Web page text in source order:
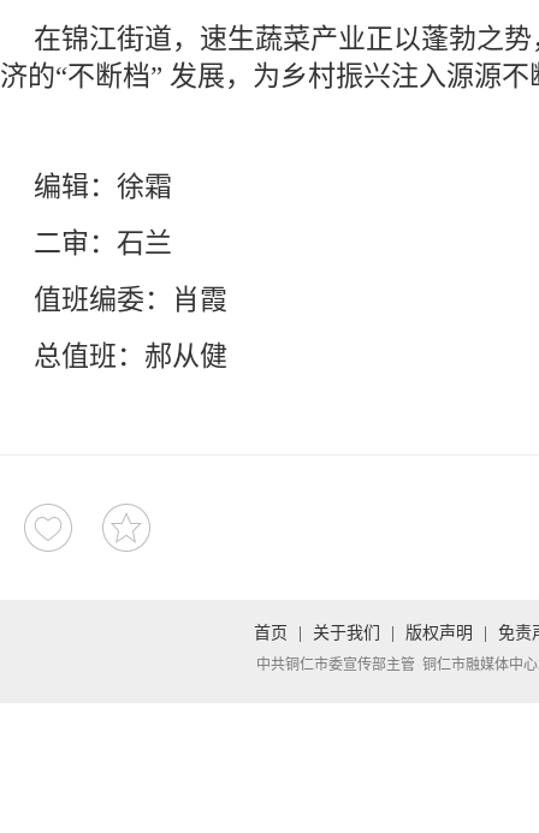
在锦江街道，速生蔬菜产业正以蓬勃之
济的“不断档” 发展，为乡村振兴注入源源
编辑：徐霜
二审：石兰
值班编委：肖霞
总值班： 郝从健
首页 关于我们 版权声明 免责
中共铜仁市委宣传部主管 铜仁市融媒体中心